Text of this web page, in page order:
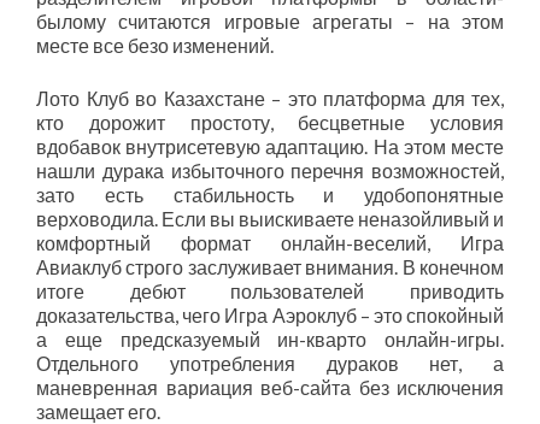
былому считаются игровые агрегаты – на этом
месте все безо изменений.
Лото Клуб во Казахстане – это платформа для тех,
кто дорожит простоту, бесцветные условия
вдобавок внутрисетевую адаптацию. На этом месте
нашли дурака избыточного перечня возможностей,
зато есть стабильность и удобопонятные
верховодила. Если вы выискиваете неназойливый и
комфортный формат онлайн-веселий, Игра
Авиаклуб строго заслуживает внимания. В конечном
итоге дебют пользователей приводить
доказательства, чего Игра Аэроклуб – это спокойный
а еще предсказуемый ин-кварто онлайн-игры.
Отдельного употребления дураков нет, а
маневренная вариация веб-сайта без исключения
замещает его.